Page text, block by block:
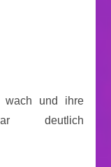
wach und ihre
deutlich